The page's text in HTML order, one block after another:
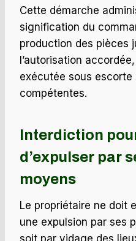
Cette démarche
signification du
production des pièces
l’autorisation
exécutée sous escorte
compétentes.
Interdiction
d’expulser par
moyens
Le propriétaire ne doit
une expulsion par ses